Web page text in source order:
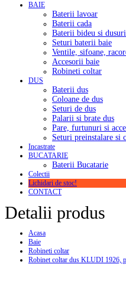
BAIE
Baterii lavoar
Baterii cada
Baterii bideu si
Seturi baterii baie
Ventile, sifoane,
Accesorii baie
Robineti coltar
DUS
Baterii dus
Coloane de dus
Seturi de dus
Palarii si brate dus
Pare, furtunuri si
Seturi preinstalare si
Incastrate
BUCATARIE
Baterii Bucatarie
Colectii
Lichidari de stoc!
CONTACT
Detalii produs
Acasa
Baie
Robineti coltar
Robinet coltar dus KLUDI 1926,